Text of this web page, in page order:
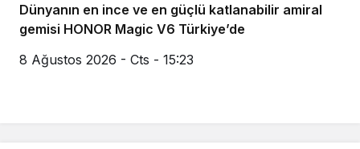
Dünyanın en ince ve en güçlü katlanabilir amiral
gemisi HONOR Magic V6 Türkiye’de
8 Ağustos 2026 - Cts - 15:23